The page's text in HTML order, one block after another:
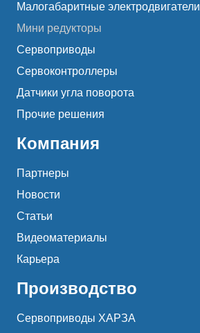
Малогабаритные электродвигатели
Мини редукторы
Сервоприводы
Сервоконтроллеры
Датчики угла поворота
Прочие решения
Компания
Партнеры
Новости
Статьи
Видеоматериалы
Карьера
Производство
Сервоприводы ХАРЗА